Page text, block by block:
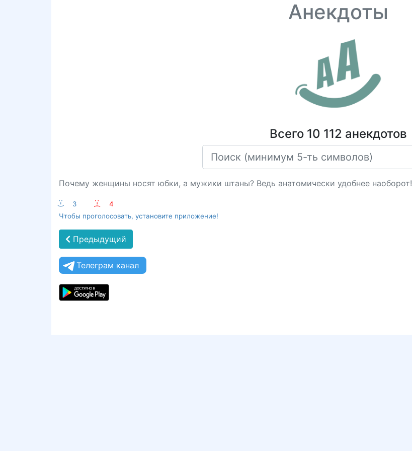
Анекдоты
Всего 10 112 анекдотов
Почему женщины носят юбки, а мужики штаны? Ведь анатомически удобнее наоборот!
:-) 3 :-(
4
Чтобы проголосовать, установите приложение!
Предыдущий
Телеграм канал